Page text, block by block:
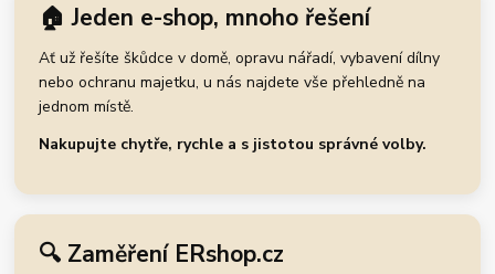
🏠 Jeden e-shop, mnoho řešení
Ať už řešíte škůdce v domě, opravu nářadí, vybavení dílny
nebo ochranu majetku, u nás najdete vše přehledně na
jednom místě.
Nakupujte chytře, rychle a s jistotou správné volby.
🔍 Zaměření ERshop.cz